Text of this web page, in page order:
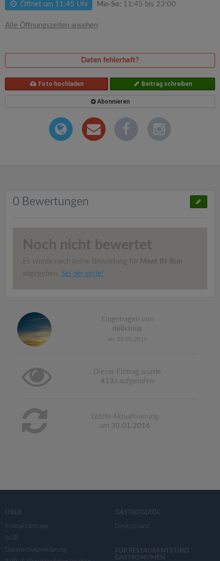
Öffnet um 11:45 Uhr Mo-So: 11:45 bis 22:00
Alle Öffnungszeiten ansehen
Daten fehlerhaft?
Foto hochladen Beitrag schreiben
Abonnieren
0 Bewertungen
Noch nicht bewertet
Es wurde noch keine Bewertung für Meat IN Bun
abgegeben. Sei der erste!
Eingetragen von
delicious
am 30.01.2016
Dieser Eintrag wurde
413x aufgerufen
Letzte Aktualisierung
am 30.01.2016
ÜBER
Kontaktanfrage
AGB
Datenschutzerklärung
GASTROGUIDE
Deutschland
FÜR RESTAURANTS UND
GASTRONOMEN
t